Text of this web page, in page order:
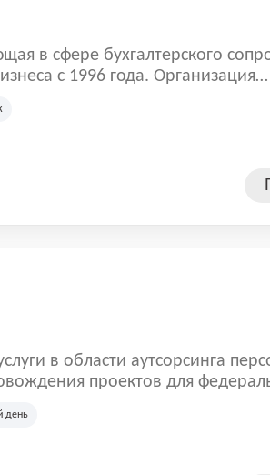
в сфере бухгалтерского
с 1996 года. Организация
в области аутсорсинга
проектов для
сотрудничая с
день